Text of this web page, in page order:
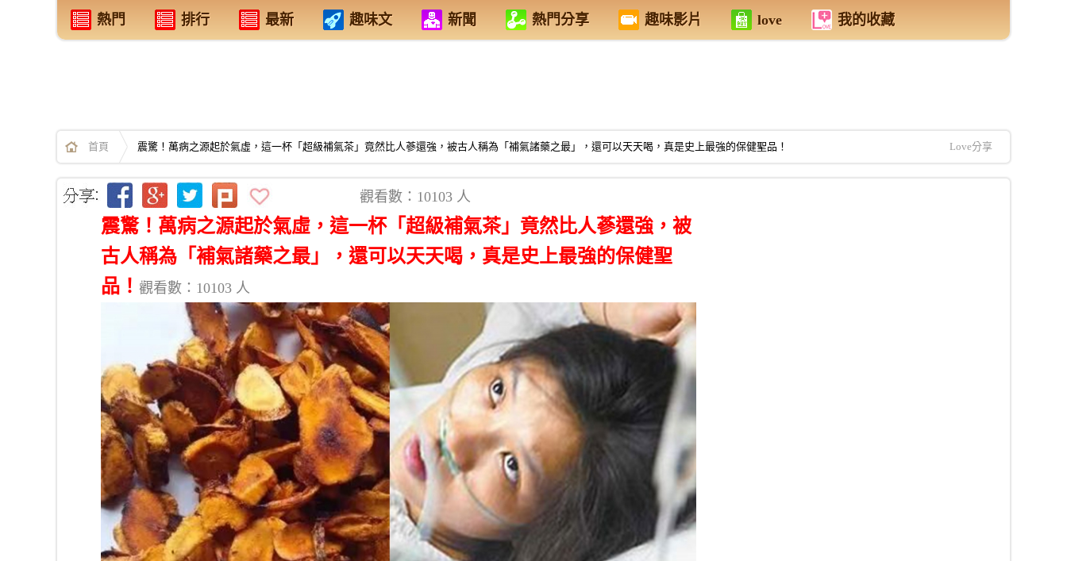
熱門 排行 最新 趣味文 新聞 熱門分享 趣味影片 love 我的收藏
首頁 震驚！萬病之源起於氣虛，這一杯「超級補氣茶」竟然比人蔘還強，被古人稱為「補氣諸藥之最」，還可以天天喝，真是史上最強的保健聖品！ Love分享
觀看數：10103 人
震驚！萬病之源起於氣虛，這一杯「超級補氣茶」竟然比人蔘還強，被
古人稱為「補氣諸藥之最」，還可以天天喝，真是史上最強的保健聖
品！ 觀看數：10103 人